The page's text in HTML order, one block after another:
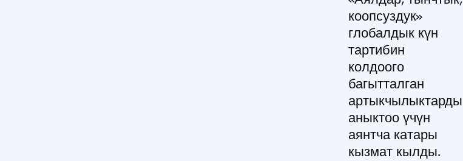
коопсуздук»
глобалдык күн
тартибин
колдоого
багытталган
артыкчылыктарды
аныктоо үчүн
аянтча катары
кызмат кылды.